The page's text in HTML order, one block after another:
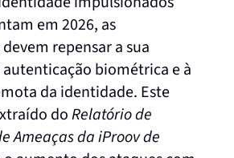
em 2026, as
repensar a sua
biométrica e à
da identidade. Este
doRelatório de
Ameaças da iProov de